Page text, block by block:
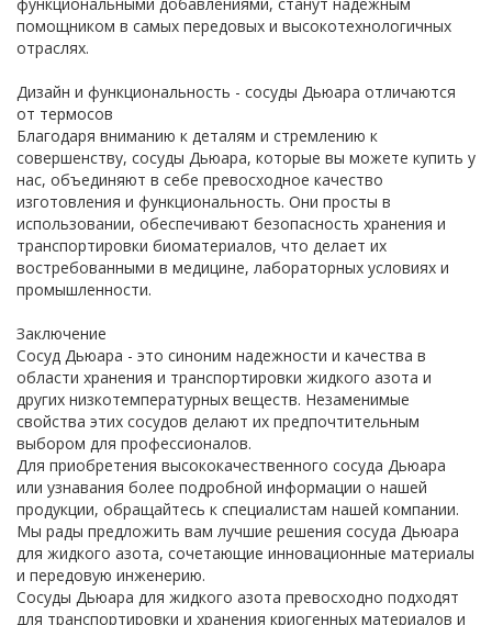
помощником в самых передовых и высокотехнологичных
отраслях.
Дизайн и функциональность - сосуды Дьюара отличаются
от термосов
Благодаря вниманию к деталям и стремлению к
совершенству, сосуды Дьюара, которые вы можете купить у
нас, объединяют в себе превосходное качество
изготовления и функциональность. Они просты в
использовании, обеспечивают безопасность хранения и
транспортировки биоматериалов, что делает их
востребованными в медицине, лабораторных условиях и
промышленности.
Заключение
Сосуд Дьюара - это синоним надежности и качества в
области хранения и транспортировки жидкого азота и
других низкотемпературных веществ. Незаменимые
свойства этих сосудов делают их предпочтительным
выбором для профессионалов.
Для приобретения высококачественного сосуда Дьюара
или узнавания более подробной информации о нашей
продукции, обращайтесь к специалистам нашей компании.
Мы рады предложить вам лучшие решения сосуда Дьюара
для жидкого азота, сочетающие инновационные материалы
и передовую инженерию.
Сосуды Дьюара для жидкого азота превосходно подходят
для транспортировки и хранения криогенных материалов и